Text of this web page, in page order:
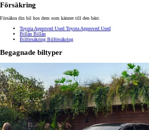
Försäkring
Försäkra din bil hos dem som känner till den bäst.
Toyota Approved Used Toyota Approved Used
Billån Billån
Bilförsäkring Bilförsäkring
Begagnade biltyper